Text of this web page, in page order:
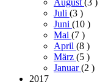
August(3 )
Juli (3 )
Juni (10 )
Mai (7 )
April (8 )
März (5 )
Januar(2 )
2017